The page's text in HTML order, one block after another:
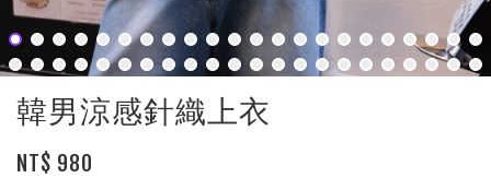
韓男涼感針織上衣
NT$ 980